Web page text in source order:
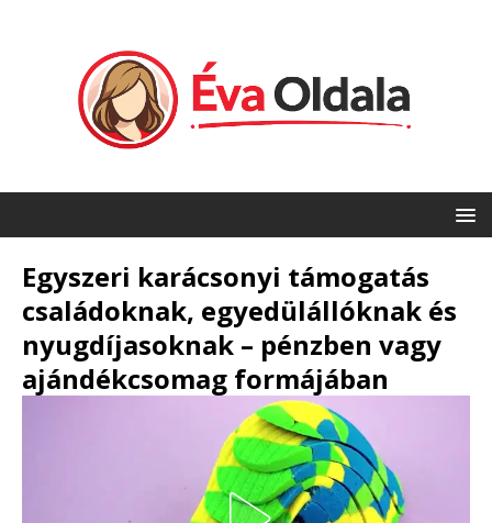
Egyszeri karácsonyi támogatás
családoknak, egyedülállóknak és
nyugdíjasoknak – pénzben vagy
ajándékcsomag formájában